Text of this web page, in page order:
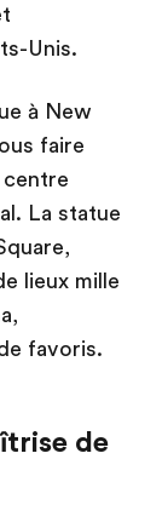
Unis.
à New
faire
La statue
lieux mille
favoris.
de